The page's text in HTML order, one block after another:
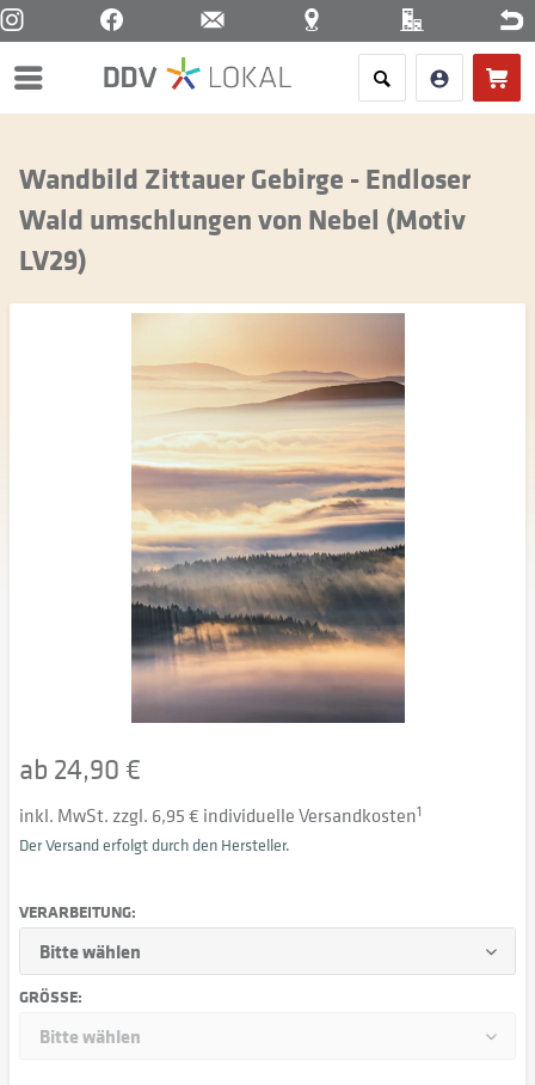
Menü
Wandbild Zittauer Gebirge - Endloser
Wald umschlungen von Nebel (Motiv
LV29)
ab 24,90 €
inkl. MwSt. zzgl. 6,95 € individuelle Versandkosten1
Der Versand erfolgt durch den Hersteller.
VERARBEITUNG:
GRÖSSE: